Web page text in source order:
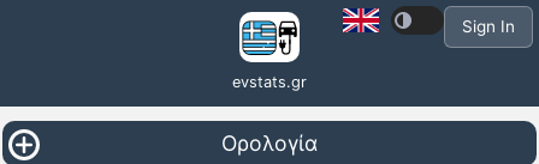
evstats.gr
Sign In
Ορολογία